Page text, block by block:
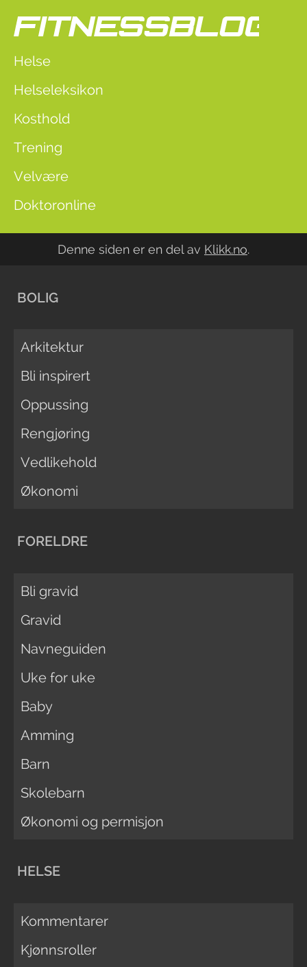
Helse
Helseleksikon
Kosthold
Trening
Velvære
Doktoronline
Denne siden er en del av Klikk.no.
BOLIG
Arkitektur
Bli inspirert
Oppussing
Rengjøring
Vedlikehold
Økonomi
FORELDRE
Bli gravid
Gravid
Navneguiden
Uke for uke
Baby
Amming
Barn
Skolebarn
Økonomi og permisjon
HELSE
Kommentarer
Kjønnsroller